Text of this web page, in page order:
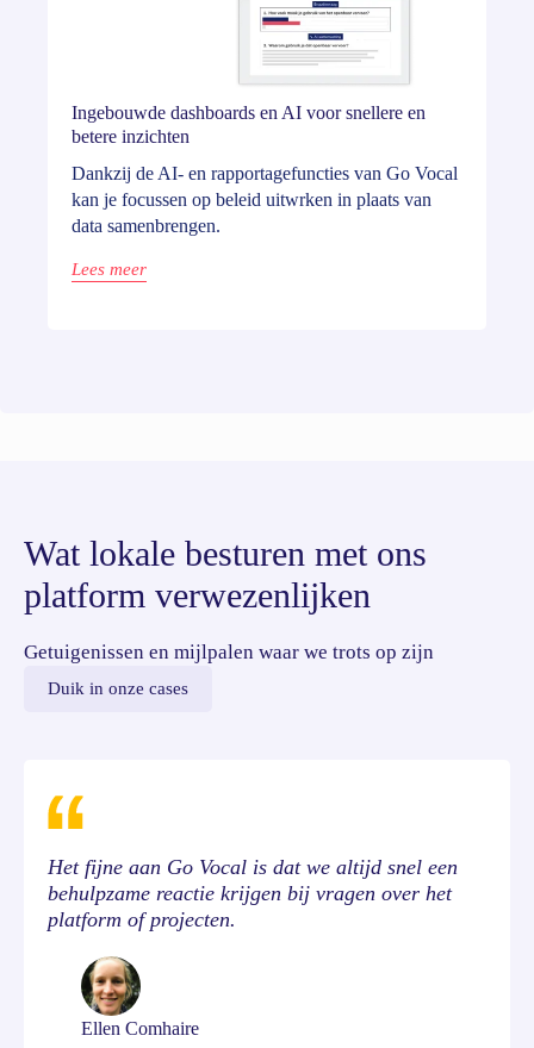
Ingebouwde dashboards en AI voor snellere en
betere inzichten
Dankzij de AI- en rapportagefuncties van Go Vocal
kan je focussen op beleid uitwrken in plaats van
data samenbrengen.
Lees meer
Wat lokale besturen met ons
platform verwezenlijken
Getuigenissen en mijlpalen waar we trots op zijn
Duik in onze cases
Het fijne aan Go Vocal is dat we altijd snel een
behulpzame reactie krijgen bij vragen over het
platform of projecten.
Ellen Comhaire